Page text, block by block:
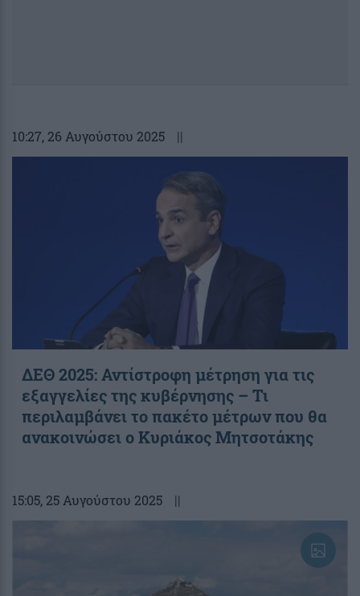
10:27, 26 Αυγούστου 2025 ||
ΔΕΘ 2025: Αντίστροφη μέτρηση για τις
εξαγγελίες της κυβέρνησης – Τι
περιλαμβάνει το πακέτο μέτρων που θα
ανακοινώσει ο Κυριάκος Μητσοτάκης
15:05, 25 Αυγούστου 2025 ||